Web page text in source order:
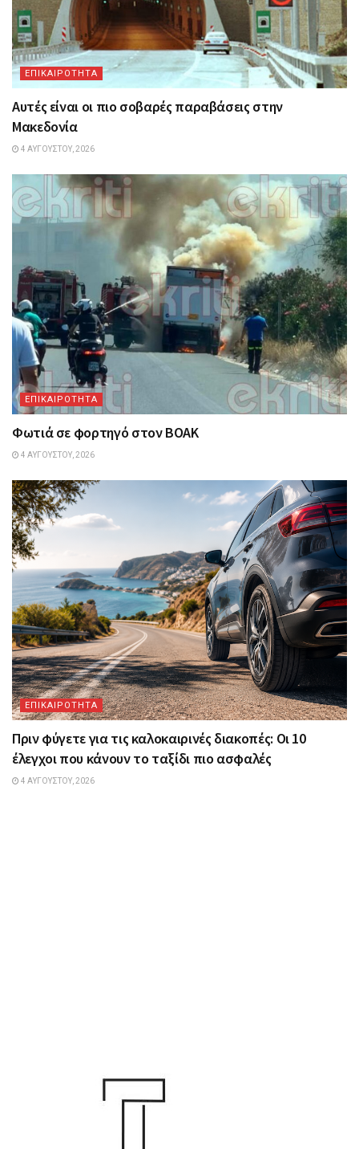
ΕΠΙΚΑΙΡΟΤΗΤΑ
Αυτές είναι οι πιο σοβαρές παραβάσεις στην
Μακεδονία
4 ΑΥΓΟΎΣΤΟΥ, 2026
ΕΠΙΚΑΙΡΟΤΗΤΑ
Φωτιά σε φορτηγό στον ΒΟΑΚ
4 ΑΥΓΟΎΣΤΟΥ, 2026
ΕΠΙΚΑΙΡΟΤΗΤΑ
Πριν φύγετε για τις καλοκαιρινές διακοπές: Οι 10
έλεγχοι που κάνουν το ταξίδι πιο ασφαλές
4 ΑΥΓΟΎΣΤΟΥ, 2026